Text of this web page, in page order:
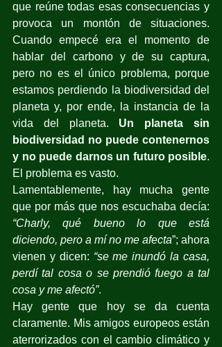
que reúne todas esas consecuencias y
provoca un montón de situaciones.
Cuando empecé era el momento de
hablar del carbono y de su captura,
pero no es el único problema, porque
estamos perdiendo la biodiversidad del
planeta y, por ende, la instancia de la
vida del planeta. Un planeta sin
biodiversidad no puede contenernos
y no puede darnos un futuro posible.
El problema es vasto.
Lamentablemente, hay mucha gente
“Charly, qué bueno lo que está
diciendo, pero a mí no me afecta”; ahora
vienen y dicen: “se me inundó la casa,
perdí tal cosa o se prendió fuego a tal
cosa y me afectó”.
Hay gente que hoy se da cuenta
claramente. Mis amigos europeos están
aterrorizados con el cambio climático y